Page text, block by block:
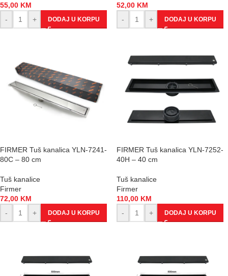
55,00 KM
-
+ DODAJ U KORPU
52,00 KM
-
+ DODAJ U KORPU
FIRMER Tuš kanalica YLN-7241-
80C – 80 cm
Tuš kanalice
Firmer
72,00 KM
-
+ DODAJ U KORPU
FIRMER Tuš kanalica YLN-7252-
40H – 40 cm
Tuš kanalice
Firmer
110,00 KM
-
+ DODAJ U KORPU